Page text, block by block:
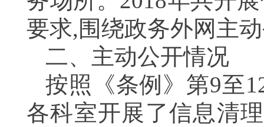
要求,围绕政务外网主
二、主动公开情况
按照《条例》第9至
各科室开展了信息清